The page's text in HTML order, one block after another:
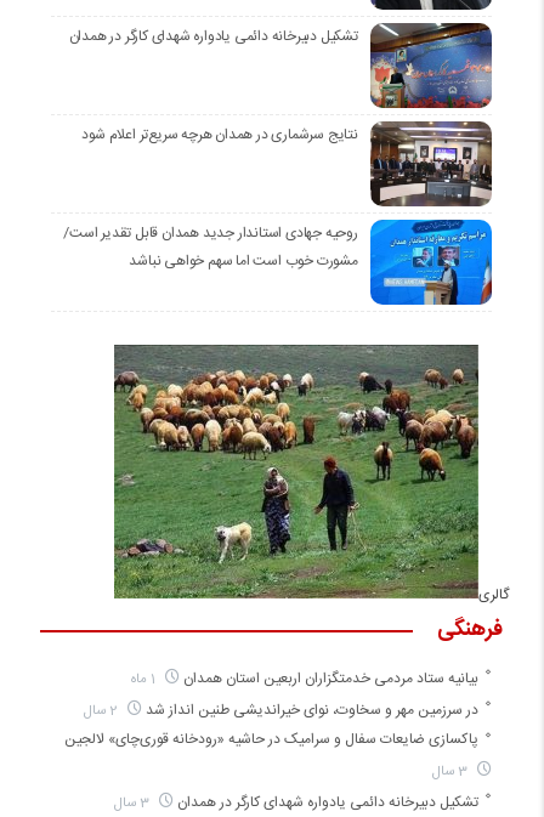
تشکیل دبیرخانه دائمی یادواره شهدای کارگر در همدان
نتایج سرشماری در همدان هرچه سریع‌تر اعلام شود
روحیه جهادی استاندار جدید همدان قابل تقدیر است/
مشورت خوب است اما سهم خواهی نباشد
گالری
فرهنگی
بیانیه ستاد مردمی خدمتگزاران اربعین استان همدان
در سرزمین مهر و سخاوت، نوای خیراندیشی طنین انداز شد
پاکسازی ضایعات سفال و سرامیک در حاشیه «رودخانه قوری‌چای» لالجین
3 سال
تشکیل دبیرخانه دائمی یادواره شهدای کارگر در همدان 3 سال